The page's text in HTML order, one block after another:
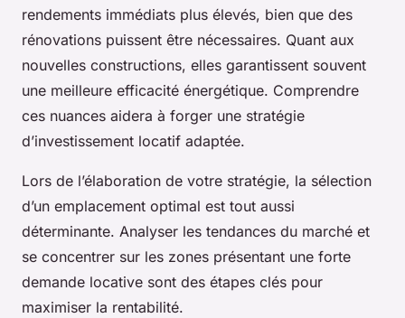
rendements immédiats plus élevés, bien que des
rénovations puissent être nécessaires. Quant aux
nouvelles constructions, elles garantissent souvent
une meilleure efficacité énergétique. Comprendre
ces nuances aidera à forger une stratégie
d’investissement locatif adaptée.
Lors de l’élaboration de votre stratégie, la sélection
d’un emplacement optimal est tout aussi
déterminante. Analyser les tendances du marché et
se concentrer sur les zones présentant une forte
demande locative sont des étapes clés pour
maximiser la rentabilité.